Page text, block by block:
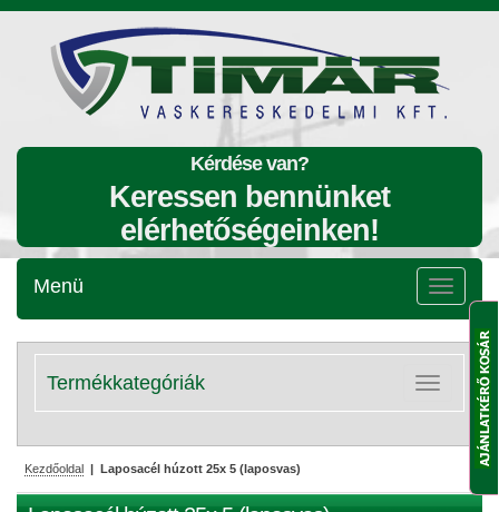
Kérdése van?
Keressen bennünket
elérhetőségeinken!
Menü
Menü
Kategóriák
lenyitása
Termékkategóriák
Kezdőoldal | Laposacél húzott 25x 5 (laposvas)